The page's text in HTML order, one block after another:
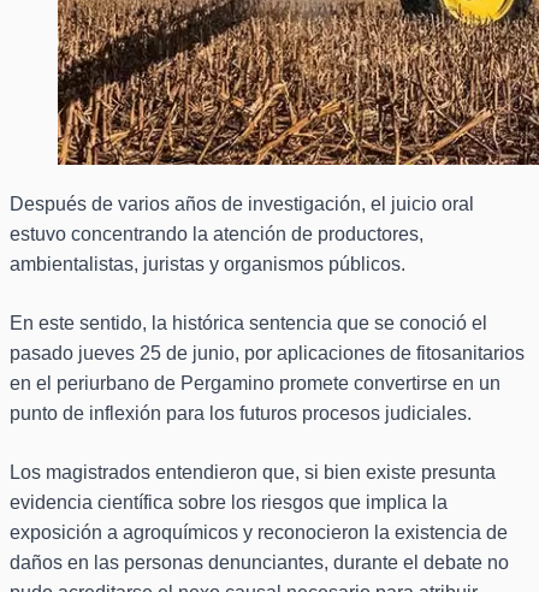
Después de varios años de investigación, el juicio oral
estuvo concentrando la atención de productores,
ambientalistas, juristas y organismos públicos.
En este sentido, la histórica sentencia que se conoció el
pasado jueves 25 de junio, por aplicaciones de fitosanitarios
en el periurbano de Pergamino promete convertirse en un
punto de inflexión para los futuros procesos judiciales.
Los magistrados entendieron que, si bien existe presunta
evidencia científica sobre los riesgos que implica la
exposición a agroquímicos y reconocieron la existencia de
daños en las personas denunciantes, durante el debate no